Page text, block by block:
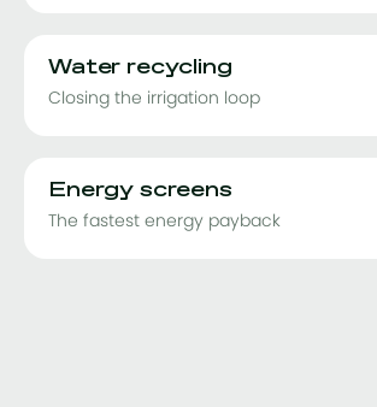
Water recycling
Closing the irrigation loop
Energy screens
The fastest energy payback